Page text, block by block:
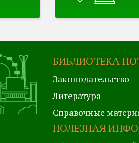
БИБЛИОТЕКА
Законодательство
Литература
Справочные
ПОЛЕЗНАЯ